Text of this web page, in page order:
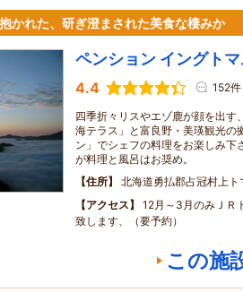
かれた、研ぎ澄まされた美食な棲みか
ペンション イングト
4.4 152件
四季折々リスやエゾ鹿が顔を出す
海テラス」と富良野・美瑛観光の
ン」でシェフの料理をお楽しみ下
が料理と風呂はお奨め。
住所
北海道勇払郡占冠村上
アクセス
12月～3月のみＪＲ
致します、（要予約）
この施